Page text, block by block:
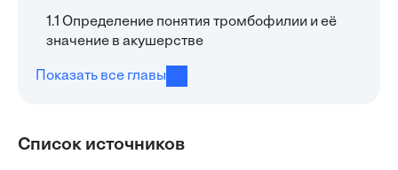
1.1 Определение понятия тромбофилии и её
значение в акушерстве
Показать все главы
Список источников